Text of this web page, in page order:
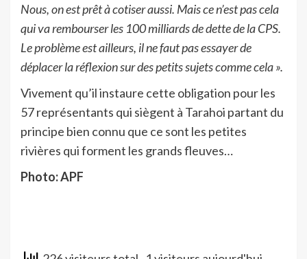
Nous, on est prêt à cotiser aussi. Mais ce n’est pas cela
qui va rembourser les 100 milliards de dette de la CPS.
Le problème est ailleurs, il ne faut pas essayer de
déplacer la réflexion sur des petits sujets comme cela ».
Vivement qu’il instaure cette obligation pour les
57 représentants qui siègent à Tarahoi partant du
principe bien connu que ce sont les petites
rivières qui forment les grands fleuves…
Photo: APF